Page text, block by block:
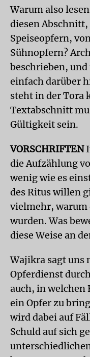
Warum also
diesen
Speiseopfern,
Sühnopfern?
beschrieben,
einfach darüber
steht in der Tora
Textabschnitt
Gültigkeit sein.
VORSCHRIFTEN
die Aufzählung
wenig wie es
des Ritus willen
vielmehr, warum
wurden. Was
diese Weise an
Wajikra sagt uns
Opferdienst
auch, in welchen
ein Opfer zu
wird dabei auf
Schuld auf sich